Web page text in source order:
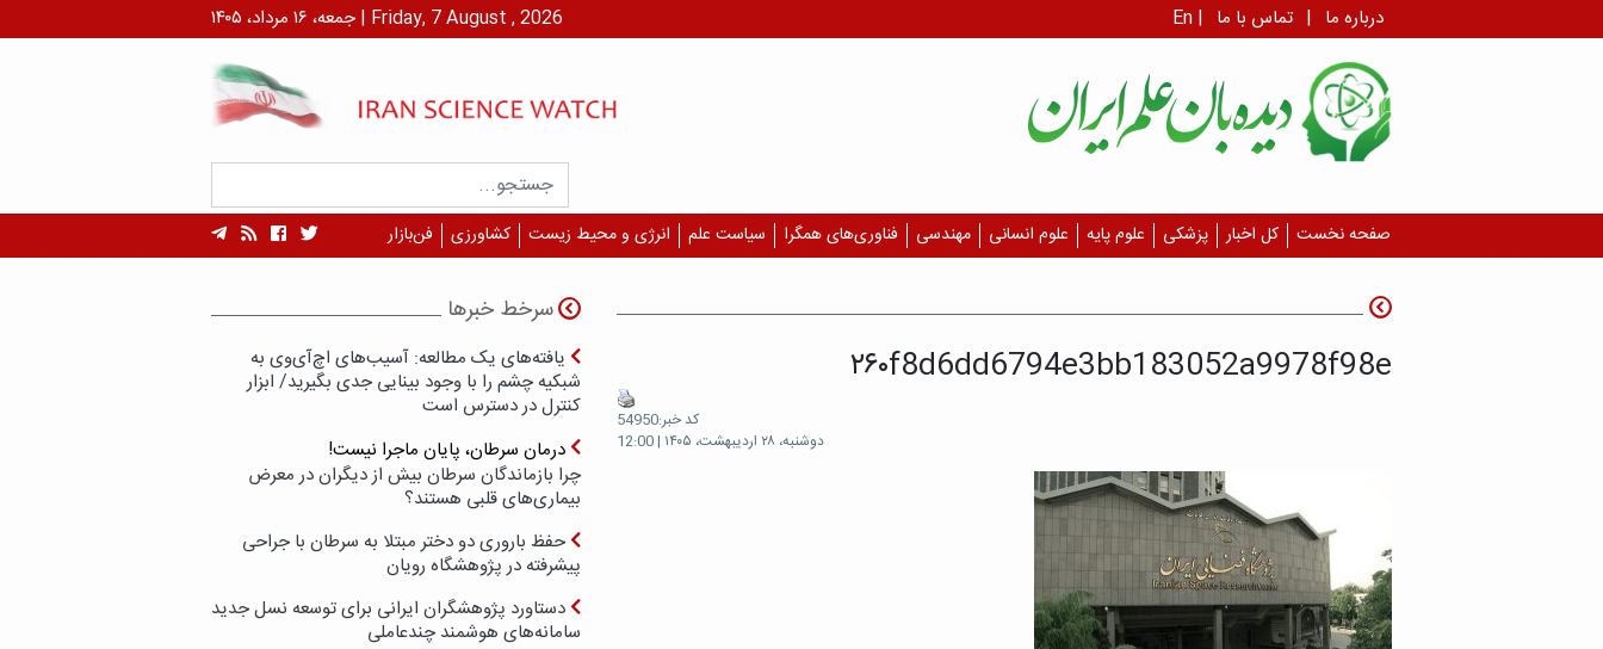
جمعه، ۱۶ مرداد، ۱۴۰۵ | Friday, 7 August , 2026 En | درباره ما | تماس با ما
صفحه نخست کل اخبار پزشکی علوم پایه علوم انسانی مهندسی فناوری‌های همگرا سیاست علم انرژی و محیط زیست کشاورزی فن‌بازار
۲۶۰f8d6dd6794e3bb183052a9978f98e
کد خبر:54950
دوشنبه، ۲۸ اردیبهشت، ۱۴۰۵ | 12:00
سرخط خبرها
یافته‌های یک مطالعه: آسیب‌های اچ‌آی‌وی به
شبکیه چشم را با وجود بینایی جدی بگیرید/ ابزار
کنترل در دسترس است
درمان سرطان، پایان ماجرا نیست!
چرا بازماندگان سرطان بیش از دیگران در معرض
بیماری‌های قلبی هستند؟
حفظ باروری دو دختر مبتلا به سرطان با جراحی
پیشرفته در پژوهشگاه رویان
دستاورد پژوهشگران ایرانی برای توسعه نسل جدید
سامانه‌های هوشمند چندعاملی